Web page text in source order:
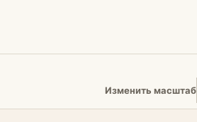
Изменить масштаб